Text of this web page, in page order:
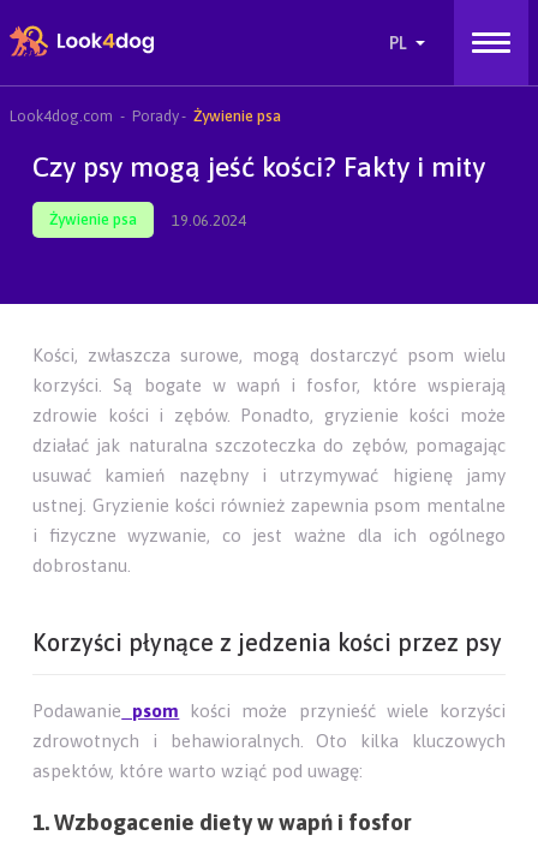
Look4dog.com Porady Żywienie psa
Czy psy mogą jeść kości? Fakty i mity
Żywienie psa 19.06.2024
Kości, zwłaszcza surowe, mogą dostarczyć psom wielu
korzyści. Są bogate w wapń i fosfor, które wspierają
zdrowie kości i zębów. Ponadto, gryzienie kości może
działać jak naturalna szczoteczka do zębów, pomagając
usuwać kamień nazębny i utrzymywać higienę jamy
ustnej. Gryzienie kości również zapewnia psom mentalne
i fizyczne wyzwanie, co jest ważne dla ich ogólnego
dobrostanu.
Korzyści płynące z jedzenia kości przez psy
Podawanie psom kości może przynieść wiele korzyści
zdrowotnych i behawioralnych. Oto kilka kluczowych
aspektów, które warto wziąć pod uwagę:
1. Wzbogacenie diety w wapń i fosfor